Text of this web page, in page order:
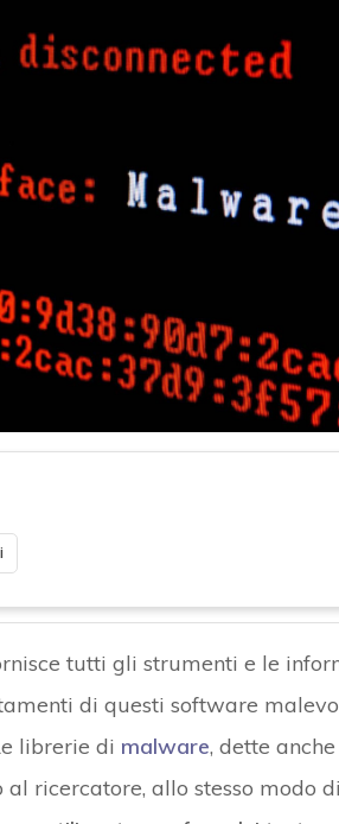
tutti gli strumenti e le
di questi software
librerie di malware, dette
ricercatore, allo stesso modo